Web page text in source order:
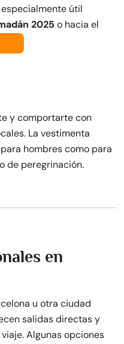
útil
2025 o hacia el
y comportarte con
La vestimenta
hombres como para
de peregrinación.
en
u otra ciudad
salidas directas y
Algunas opciones